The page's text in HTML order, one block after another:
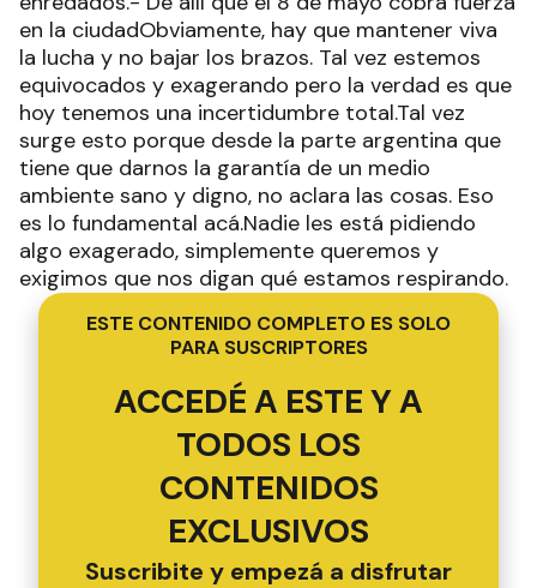
en la ciudadObviamente, hay que mantener viva
la lucha y no bajar los brazos. Tal vez estemos
equivocados y exagerando pero la verdad es que
hoy tenemos una incertidumbre total.Tal vez
surge esto porque desde la parte argentina que
tiene que darnos la garantía de un medio
ambiente sano y digno, no aclara las cosas. Eso
es lo fundamental acá.Nadie les está pidiendo
algo exagerado, simplemente queremos y
exigimos que nos digan qué estamos respirando.
ESTE CONTENIDO COMPLETO ES SOLO
PARA SUSCRIPTORES
ACCEDÉ A ESTE Y A
TODOS LOS
CONTENIDOS
EXCLUSIVOS
Suscribite y empezá a disfrutar